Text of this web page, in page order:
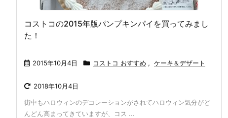
コストコの2015年版パンプキンパイを買ってみまし
た！
2015年10月4日 コストコ おすすめ , ケーキ＆デザート
2018年10月4日
街中もハロウィンのデコレーションがされてハロウィン気分がど
んどん高まってきていますが、コス ...